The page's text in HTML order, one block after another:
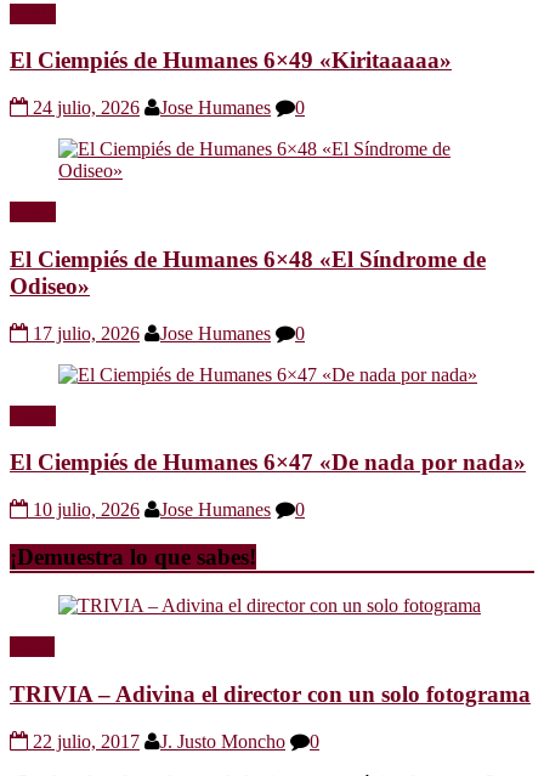
El Ciempiés de Humanes 6×49 «Kiritaaaaa»
24 julio, 2026 Jose Humanes 0
El Ciempiés de Humanes 6×48 «El Síndrome de
Odiseo»
17 julio, 2026 Jose Humanes 0
El Ciempiés de Humanes 6×47 «De nada por nada»
10 julio, 2026 Jose Humanes 0
¡Demuestra lo que sabes!
TRIVIA – Adivina el director con un solo fotograma
22 julio, 2017 J. Justo Moncho
0